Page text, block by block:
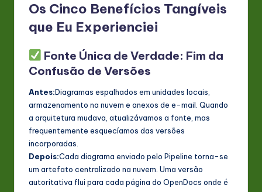
Os Cinco Benefícios Tangíveis
que Eu Experienciei
Fonte Única de Verdade: Fim da
Confusão de Versões
Antes:Diagramas espalhados em unidades locais,
armazenamento na nuvem e anexos de e-mail. Quando
a arquitetura mudava, atualizávamos a fonte, mas
frequentemente esquecíamos das versões
incorporadas.
Depois:Cada diagrama enviado pelo Pipeline torna-se
um artefato centralizado na nuvem. Uma versão
autoritativa flui para cada página do OpenDocs onde é